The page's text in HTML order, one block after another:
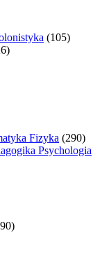
(105)
Fizyka (290)
Psychologia